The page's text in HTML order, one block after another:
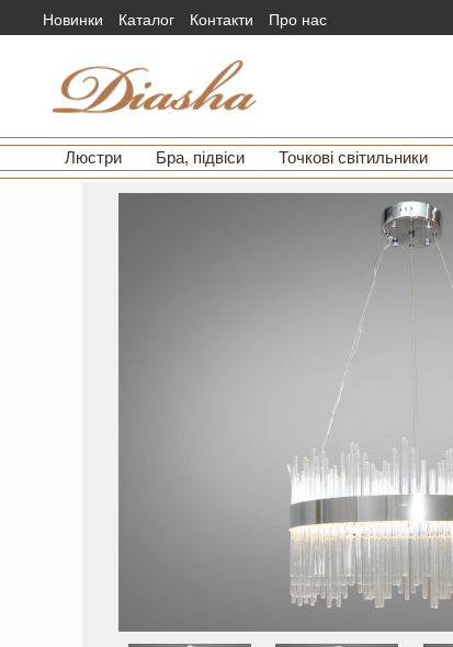
Новинки Каталог Контакти Про нас
Люстри Бра, підвіси Точкові світильники